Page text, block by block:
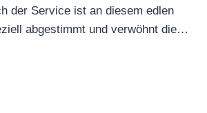
der Service ist an diesem edlen
abgestimmt und verwöhnt die…